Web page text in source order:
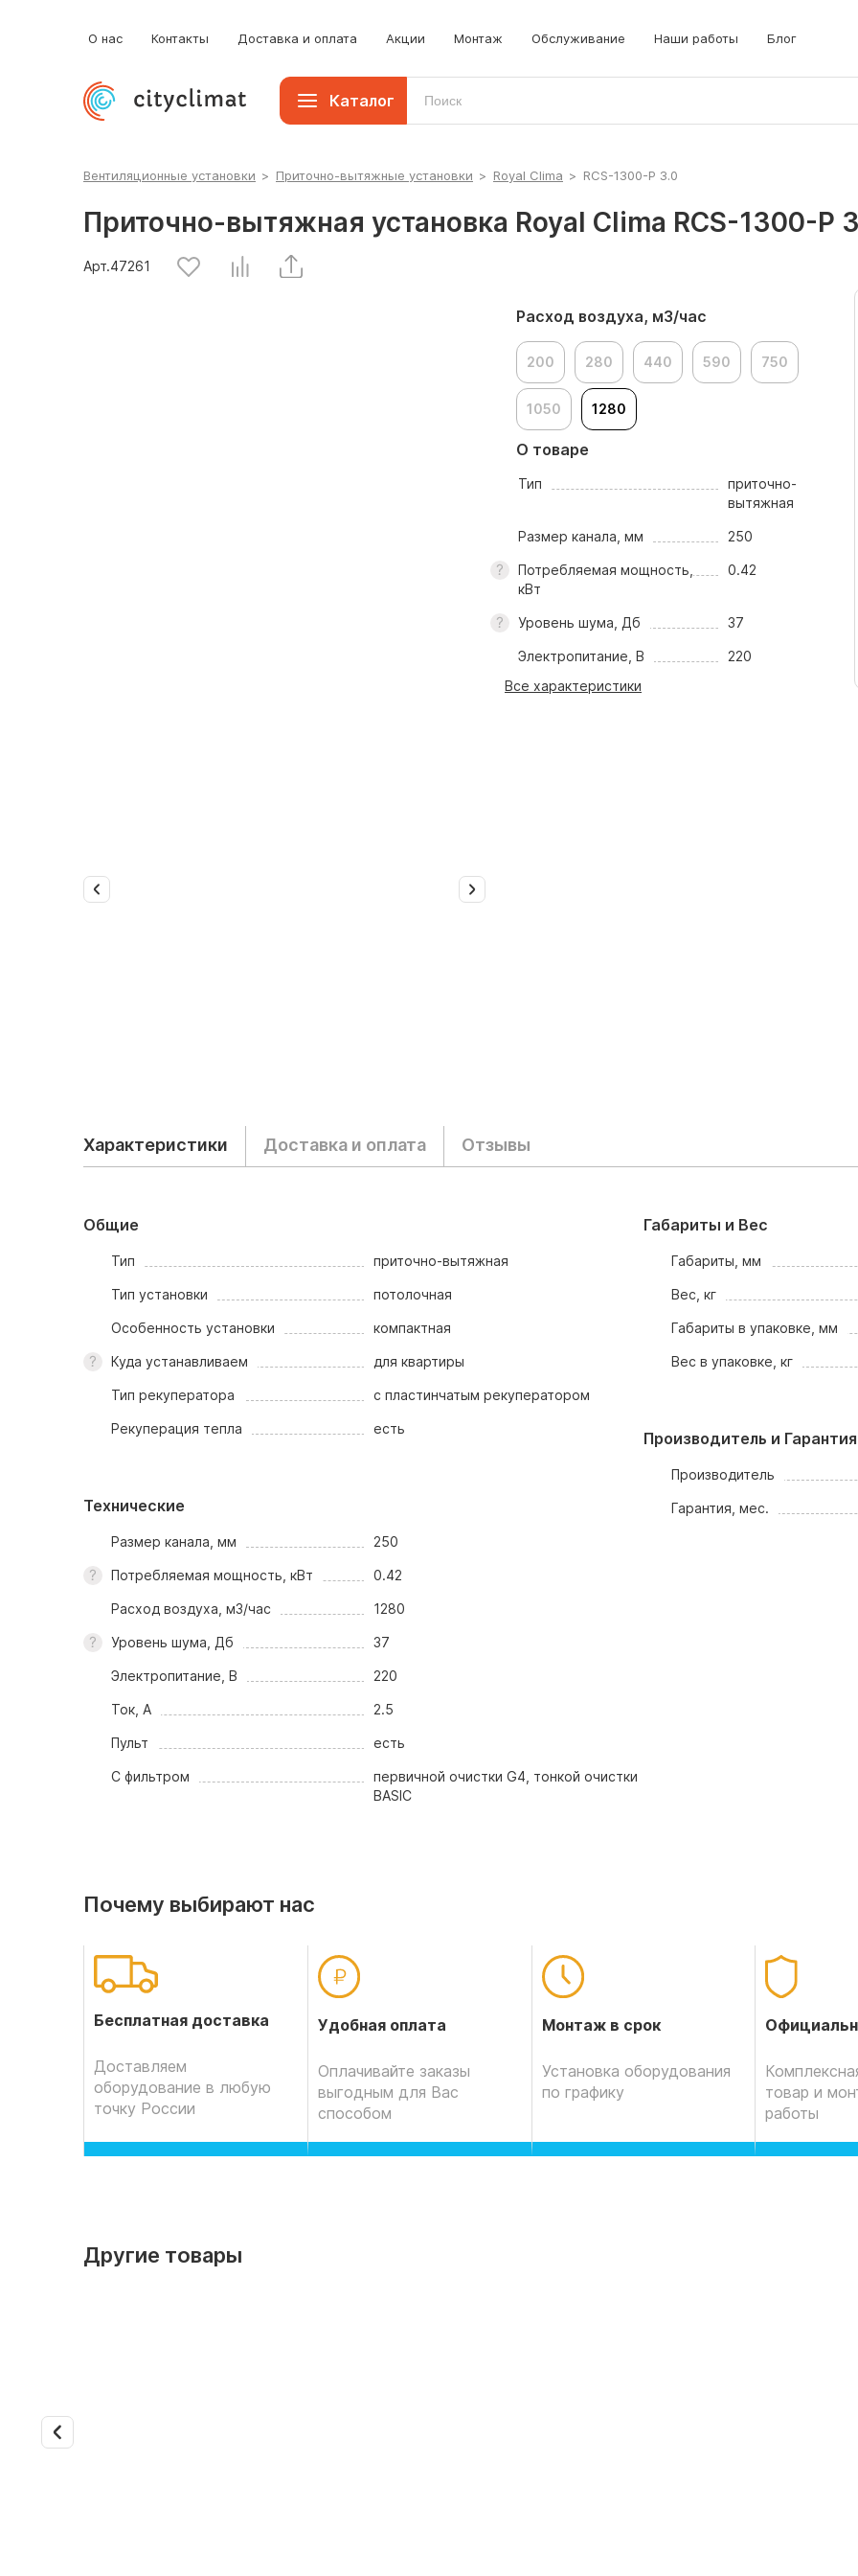
О нас Контакты Доставка и оплата Акции Монтаж Обслуживание Наши работы Блог
Каталог
Вентиляционные установки > Приточно-вытяжные установки > Royal Clima > RCS-1300-P 3.0
Приточно-вытяжная установка Royal Clima RCS-1300-P
Арт.47261
Расход воздуха, м3/час
200 280 440 590 750
1050 1280
О товаре
Тип
приточно-
вытяжная
Размер канала, мм 250
Потребляемая мощность,
кВт
0.42
Уровень шума, Дб 37
Электропитание, В
220
Все характеристики
Характеристики Доставка и оплата Отзывы
Общие
Тип приточно-вытяжная
Тип установки потолочная
Особенность установки компактная
Куда устанавливаем для квартиры
Тип рекуператора с пластинчатым рекуператором
Рекуперация тепла есть
Технические
Размер канала, мм 250
Потребляемая мощность, кВт 0.42
Расход воздуха, м3/час 1280
Уровень шума, Дб 37
Электропитание, В 220
Ток, А 2.5
Пульт есть
С фильтром
первичной очистки G4, тонкой очистки
BASIC
Габариты и Вес
Габариты, мм
Вес, кг
Габариты в упаковке, мм
Вес в упаковке, кг
Производитель и Гарантия
Производитель
Гарантия, мес.
Почему выбирают нас
Бесплатная доставка
Доставляем
оборудование в любую
точку России
Удобная оплата
Оплачивайте заказы
выгодным для Вас
способом
Монтаж в срок
Установка оборудования
по графику
товар и
работы
Другие товары